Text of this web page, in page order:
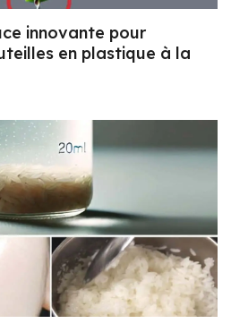
innovante pour
en plastique à la